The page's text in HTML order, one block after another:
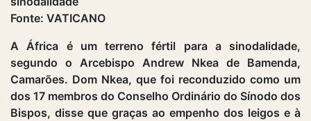
Fonte: VATICANO
A África é um terreno fértil para a sinodalidade,
segundo o Arcebispo Andrew Nkea de Bamenda,
Camarões. Dom Nkea, que foi reconduzido como um
dos 17 membros do Conselho Ordinário do Sínodo dos
Bispos, disse que graças ao empenho dos leigos e à